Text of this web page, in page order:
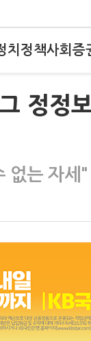
치 정책사회 증
정정
없는 자세"